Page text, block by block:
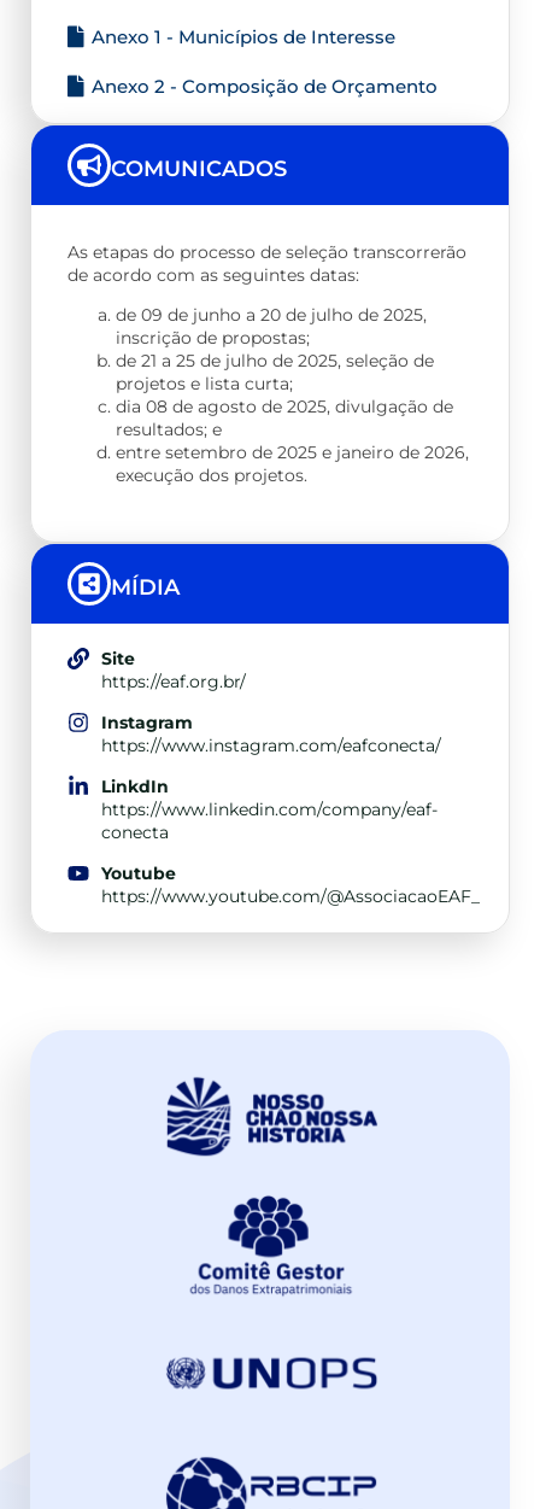
Anexo 1 - Municípios de Interesse
Anexo 2 - Composição de Orçamento
COMUNICADOS
As etapas do processo de seleção transcorrerão
de acordo com as seguintes datas:
de 09 de junho a 20 de julho de 2025,
inscrição de propostas;
de 21 a 25 de julho de 2025, seleção de
projetos e lista curta;
dia 08 de agosto de 2025, divulgação de
resultados; e
entre setembro de 2025 e janeiro de 2026,
execução dos projetos.
MÍDIA
Site
https://eaf.org.br/
Instagram
https://www.instagram.com/eafconecta/
LinkdIn
https://www.linkedin.com/company/eaf-
conecta
Youtube
https://www.youtube.com/@AssociacaoEAF_